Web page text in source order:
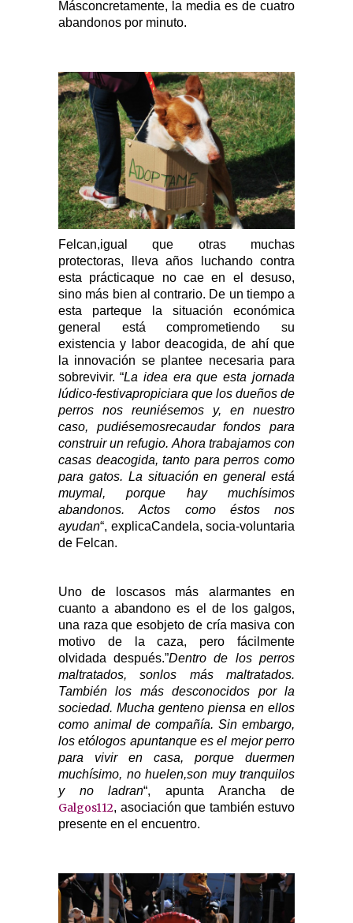
Másconcretamente, la media es de cuatro
abandonos por minuto.
Felcan,igual que otras muchas
protectoras, lleva años luchando contra
esta prácticaque no cae en el desuso,
sino más bien al contrario. De un tiempo a
esta parteque la situación económica
general está comprometiendo su
existencia y labor deacogida, de ahí que
la innovación se plantee necesaria para
sobrevivir. “La idea era que esta jornada
lúdico-festivapropiciara que los dueños de
perros nos reuniésemos y, en nuestro
caso, pudiésemosrecaudar fondos para
construir un refugio. Ahora trabajamos con
casas deacogida, tanto para perros como
para gatos. La situación en general está
muymal, porque hay muchísimos
abandonos. Actos como éstos nos
ayudan“, explicaCandela, socia-voluntaria
de Felcan.
Uno de loscasos más alarmantes en
cuanto a abandono es el de los galgos,
una raza que esobjeto de cría masiva con
motivo de la caza, pero fácilmente
olvidada después.”Dentro de los perros
maltratados, sonlos más maltratados.
También los más desconocidos por la
sociedad. Mucha genteno piensa en ellos
como animal de compañía. Sin embargo,
los etólogos apuntanque es el mejor perro
para vivir en casa, porque duermen
muchísimo, no huelen,son muy tranquilos
y no ladran“, apunta Arancha de
Galgos112, asociación que también estuvo
presente en el encuentro.